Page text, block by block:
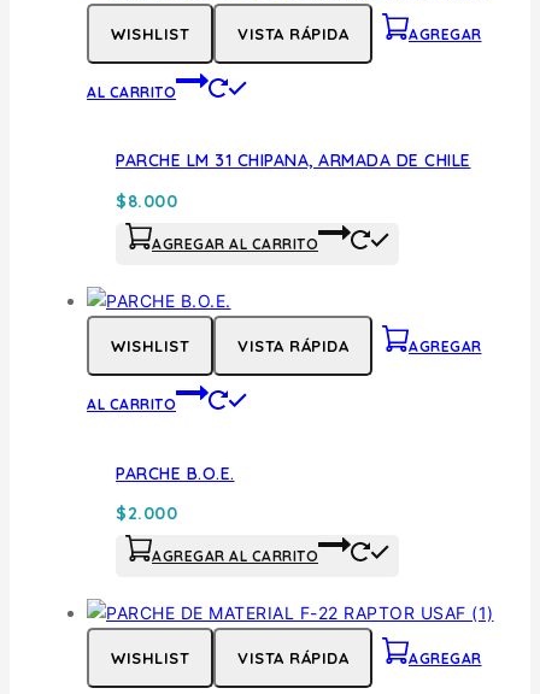
WISHLIST VISTA RÁPIDA AGREGAR
AL CARRITO
PARCHE LM 31 CHIPANA, ARMADA DE CHILE
$8.000
AGREGAR AL CARRITO
WISHLIST VISTA RÁPIDA AGREGAR
AL CARRITO
PARCHE B.O.E.
$2.000
AGREGAR AL CARRITO
WISHLIST VISTA RÁPIDA AGREGAR